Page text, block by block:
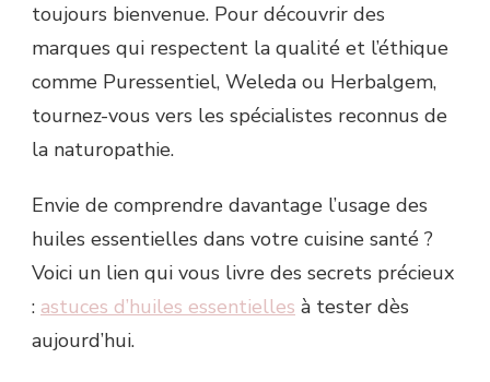
toujours bienvenue. Pour découvrir des
marques qui respectent la qualité et l’éthique
comme Puressentiel, Weleda ou Herbalgem,
tournez-vous vers les spécialistes reconnus de
la naturopathie.
Envie de comprendre davantage l’usage des
huiles essentielles dans votre cuisine santé ?
Voici un lien qui vous livre des secrets précieux
: astuces d’huiles essentielles à tester dès
aujourd’hui.